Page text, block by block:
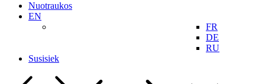
Nuotraukos
EN
FR
DE
RU
Susisiek